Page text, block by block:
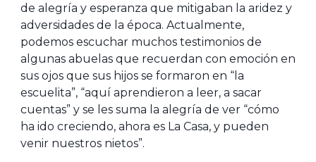
de alegría y esperanza que mitigaban la aridez y
adversidades de la época. Actualmente,
podemos escuchar muchos testimonios de
algunas abuelas que recuerdan con emoción en
sus ojos que sus hijos se formaron en “la
escuelita”, “aquí aprendieron a leer, a sacar
cuentas” y se les suma la alegría de ver “cómo
ha ido creciendo, ahora es La Casa, y pueden
venir nuestros nietos”.